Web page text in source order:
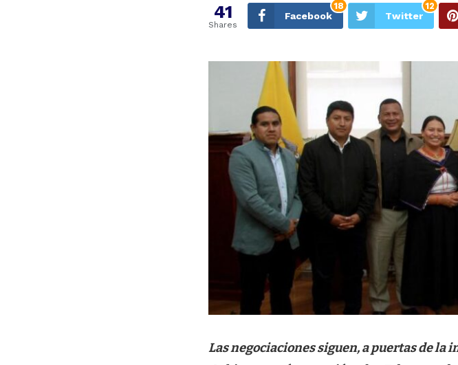
41
Shares
Facebook
18
Twitter
12
Las negociaciones siguen, a puertas de la